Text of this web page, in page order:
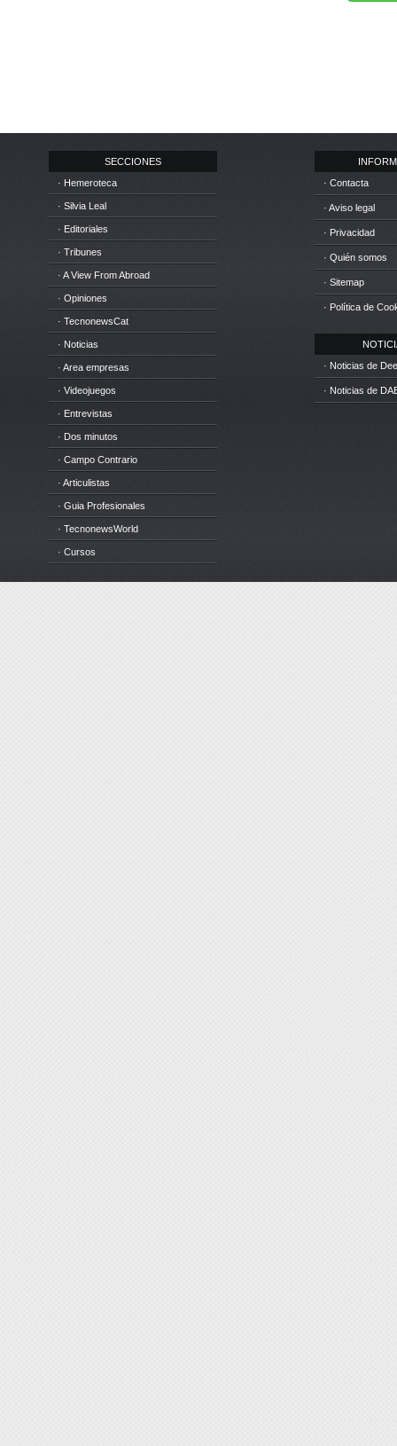
SECCIONES
· Hemeroteca
· Silvia Leal
· Editoriales
· Tribunes
· A View From Abroad
· Opiniones
· TecnonewsCat
· Noticias
· Area empresas
· Videojuegos
· Entrevistas
· Dos minutos
· Campo Contrario
· Articulistas
· Guia Profesionales
· TecnonewsWorld
· Cursos
· Contacta
· Aviso legal
· Privacidad
· Quién somos
· Sitemap
· Política de
· Noticias de
· Noticias de